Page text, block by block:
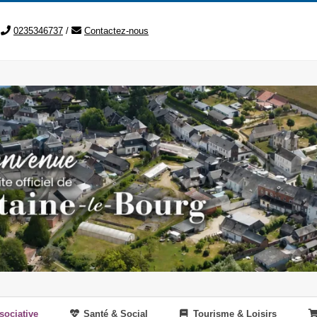
0235346737 / Contactez-nous
Santé & Social Tourisme & Loisirs